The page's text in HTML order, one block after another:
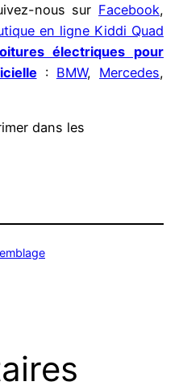
nous sur Facebook,
en ligne Kiddi Quad
électriques pour
: BMW, Mercedes,
dans les